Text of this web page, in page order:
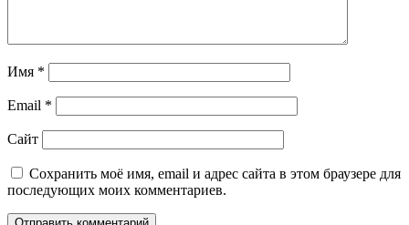
Имя *
Email *
Сайт
Сохранить моё имя, email и адрес сайта в этом браузере для
последующих моих комментариев.